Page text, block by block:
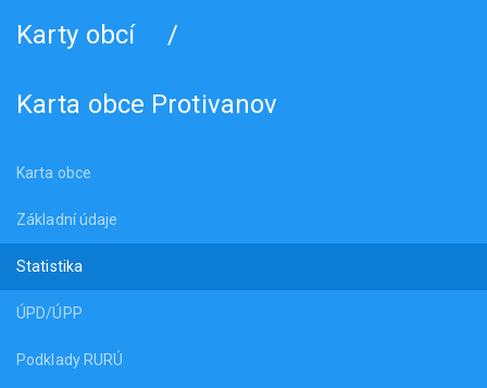
Karty obcí /
Karta obce Protivanov
Karta obce
Základní údaje
Statistika
ÚPD/ÚPP
Podklady RURÚ